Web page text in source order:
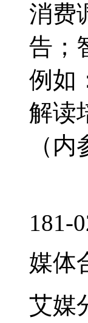
消费
告；
例如
解读
（内
181-
媒体
艾媒